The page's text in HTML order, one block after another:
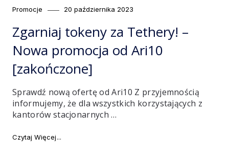
Category
Promocje
Posted
20 października 2023
Zgarniaj tokeny za Tethery! –
Nowa promocja od Ari10
[zakończone]
Sprawdź nową ofertę od Ari10 Z przyjemnością
informujemy, że dla wszystkich korzystających z
kantorów stacjonarnych …
Czytaj Więcej